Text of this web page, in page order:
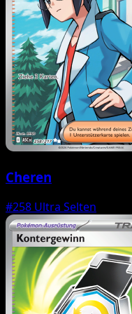
Cheren
#258 Ultra Selten